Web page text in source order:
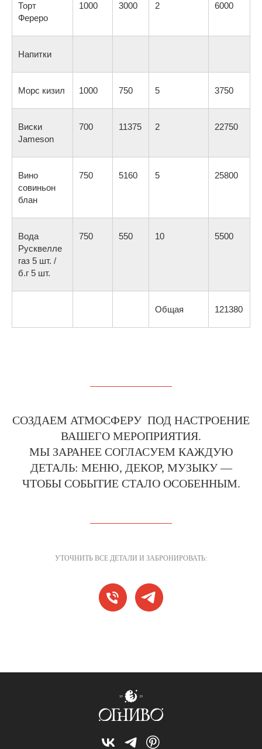
Торт
Фереро
1000 3000 2 6000
Напитки
Морс кизил 1000 750 5 3750
Виски
Jameson
700 11375 2 22750
Вино
совиньон
блан
750 5160 5 25800
Вода
Русквелле
газ 5 шт. /
б.г 5 шт.
750 550 10 5500
Общая 121380
СОЗДАЕМ АТМОСФЕРУ ПОД НАСТРОЕНИЕ
ВАШЕГО МЕРОПРИЯТИЯ.
МЫ ЗАРАНЕЕ СОГЛАСУЕМ КАЖДУЮ
ДЕТАЛЬ: МЕНЮ, ДЕКОР, МУЗЫКУ —
ЧТОБЫ СОБЫТИЕ СТАЛО ОСОБЕННЫМ.
УТОЧНИТЬ ВСЕ ДЕТАЛИ И ЗАБРОНИРОВАТЬ: